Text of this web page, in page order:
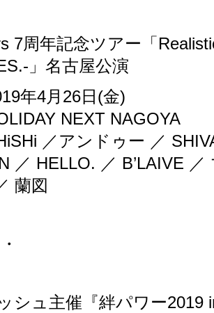
7周年記念ツアー「
」名古屋公演
年4月26日(金)
NEXT NAGOYA
／アンドゥー ／
／ HELLO. ／ B’LAIVE
蘭図
シュ主催『絆パワー2019